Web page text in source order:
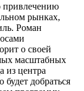
привлечению
рынках,
Роман
о своей
масштабных
из центра
добраться